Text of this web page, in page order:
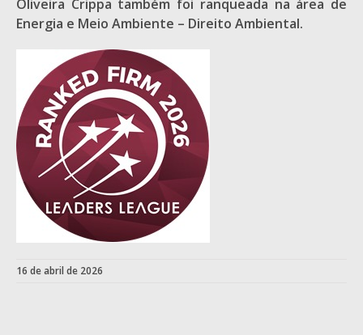
Oliveira Crippa também foi ranqueada na área de
Energia e Meio Ambiente – Direito Ambiental.
16 de abril de 2026